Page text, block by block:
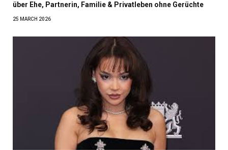
über Ehe, Partnerin, Familie & Privatleben ohne Gerüchte
25 MARCH 2026